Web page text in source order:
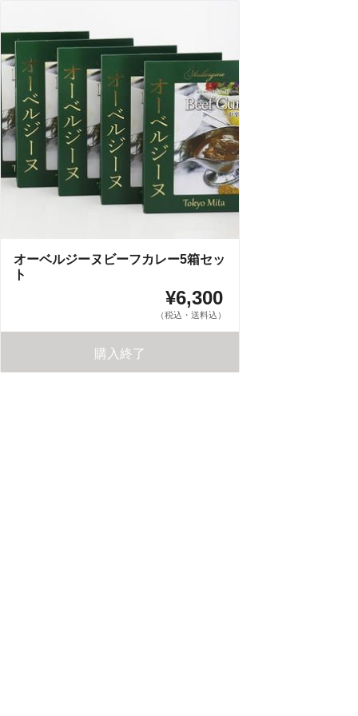
オーベルジーヌビーフカレー5箱セッ
ト
¥6,300
（税込・送料込）
購入終了